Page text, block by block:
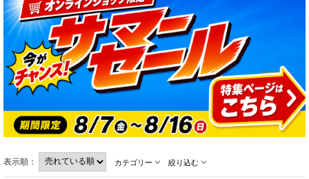
表示順： カテゴリー 絞り込む